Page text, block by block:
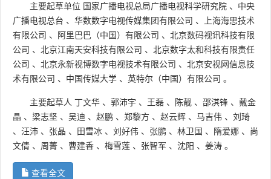
主要起草单位 国家广播电视总局广播电视科学研究院 、 中央
广播电视总台 、 华数数字电视传媒集团有限公司 、
上海海思技术
有限公司 、 阿里巴巴（中国）有限公司 、 北京数码视讯科技有限
公司 、 北京江南天安科技有限公司 、 北京数字太和科技有限责任
公司 、 北京永新视博数字电视技术有限公司 、 北京安视网信息技
术有限公司 、 中国传媒大学 、 英特尔（中国）有限公司 。
主要起草人 丁文华 、 郭沛宇 、 王磊 、 陈靓 、 邵淇锋 、 戴金
晶 、 梁志坚 、 吴迪 、 赵鹏 、 郑黎方 、 赵云辉 、 马吉伟 、 刘琦
、 汪沛 、 张晶 、 田雪冰 、 刘好伟 、 张鹏 、 林卫国 、 隋爱娜 、 尚
文倩 、 周菁 、 曹建香 、 梅雪莲 、 张智军 、 沈阳 、 姜涛 。
查看全文